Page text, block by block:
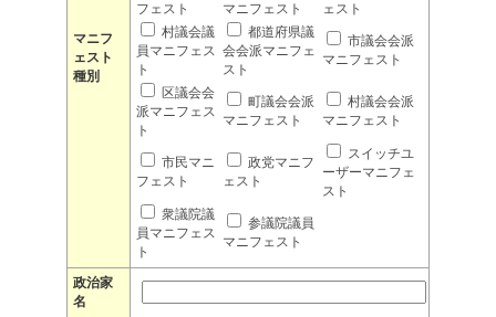
マニフ
ェスト
種別
フェスト
マニフェスト
ェスト
村議会議
員マニフェス
ト
都道府県議
会会派マニフェ
スト
市議会会派
マニフェスト
区議会会
派マニフェス
ト
町議会会派
マニフェスト
村議会会派
マニフェスト
市民マニ
フェスト
政党マニフ
ェスト
スイッチユ
ーザーマニフェ
スト
衆議院議
員マニフェス
ト
参議院議員
マニフェスト
政治家
名